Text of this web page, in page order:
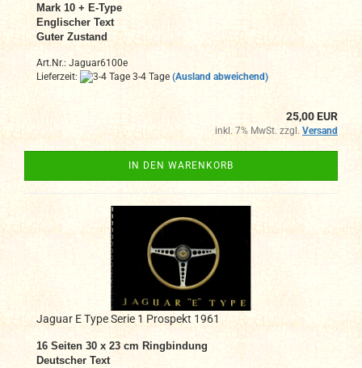
Mark 10 + E-Type
Englischer Text
Guter Zustand
Art.Nr.: Jaguar6100e
Lieferzeit:
3-4 Tage (Ausland abweichend)
25,00 EUR
inkl. 7% MwSt. zzgl. Versand
IN DEN WARENKORB
Jaguar E Type Serie 1 Prospekt 1961
16 Seiten 30 x 23 cm Ringbindung
Deutscher Text